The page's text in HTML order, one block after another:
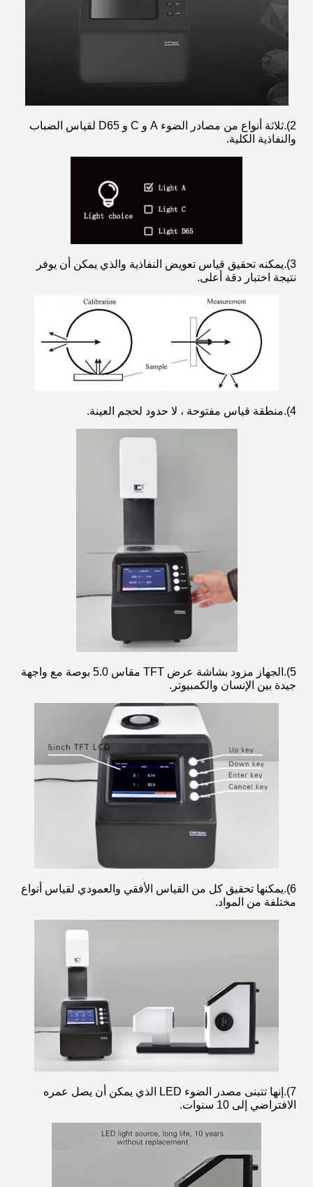
2).ثلاثة أنواع من مصادر الضوء A و C و D65 لقياس الضباب
والنفاذية الكلية.
3).يمكنه تحقيق قياس تعويض النفاذية والذي يمكن أن يوفر
نتيجة اختبار دقة أعلى.
4).منطقة قياس مفتوحة ، لا حدود لحجم العينة.
5).الجهاز مزود بشاشة عرض TFT مقاس 5.0 بوصة مع واجهة
جيدة بين الإنسان والكمبيوتر.
6).يمكنها تحقيق كل من القياس الأفقي والعمودي لقياس أنواع
مختلفة من المواد.
7).إنها تتبنى مصدر الضوء LED الذي يمكن أن يصل عمره
الافتراضي إلى 10 سنوات.